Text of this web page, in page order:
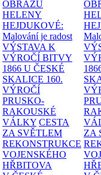
OBRAZŮ
HELENY
HEJDUKOVÉ:
Malování je radost
VÝSTAVA K
VÝROČÍ BITVY
1866 U ČESKÉ
SKALICE 160.
VÝROČÍ
PRUSKO-
RAKOUSKÉ
VÁLKY CESTA
ZA SVĚTLEM
REKONSTRUKCE
VOJENSKÉHO
HŘBITOVA
ZA